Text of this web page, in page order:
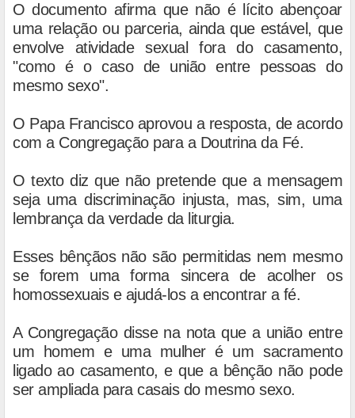
O documento afirma que não é lícito abençoar
uma relação ou parceria, ainda que estável, que
envolve atividade sexual fora do casamento,
"como é o caso de união entre pessoas do
mesmo sexo".
O Papa Francisco aprovou a resposta, de acordo
com a Congregação para a Doutrina da Fé.
O texto diz que não pretende que a mensagem
seja uma discriminação injusta, mas, sim, uma
lembrança da verdade da liturgia.
Esses bênçãos não são permitidas nem mesmo
se forem uma forma sincera de acolher os
homossexuais e ajudá-los a encontrar a fé.
A Congregação disse na nota que a união entre
um homem e uma mulher é um sacramento
ligado ao casamento, e que a bênção não pode
ser ampliada para casais do mesmo sexo.